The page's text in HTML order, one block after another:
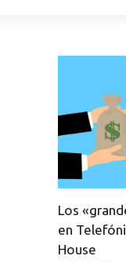
Los
en
House